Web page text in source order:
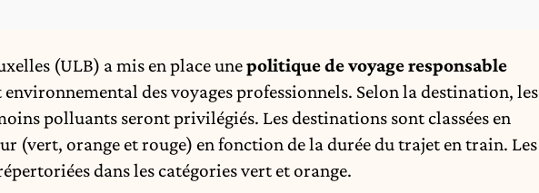
(ULB) a mis en place unepolitique de voyage responsable
des voyages professionnels. Selon la destination, les
polluants seront privilégiés. Les destinations sont classées en
(vert, orange et rouge) en fonction de la durée du trajet en train. Les
dans les catégories vert et orange.